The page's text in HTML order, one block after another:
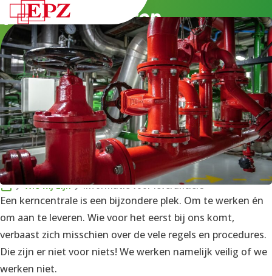
NL
Veiligheid voorop
Wie wij zijn Informatie voor leveranciers
Een kerncentrale is een bijzondere plek. Om te werken én
om aan te leveren. Wie voor het eerst bij ons komt,
verbaast zich misschien over de vele regels en procedures.
Die zijn er niet voor niets! We werken namelijk veilig of we
werken niet.